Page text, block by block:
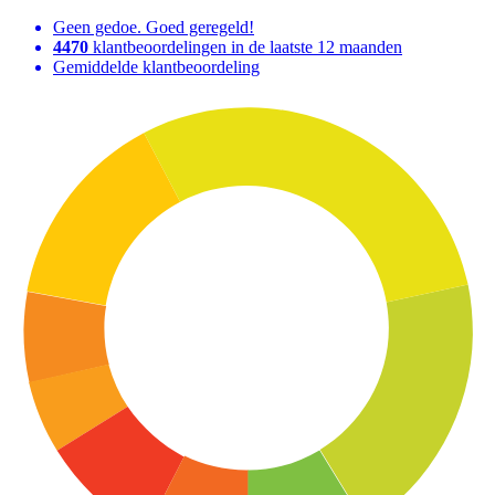
Geen gedoe. Goed geregeld!
4470 klantbeoordelingen in de laatste 12 maanden
Gemiddelde klantbeoordeling